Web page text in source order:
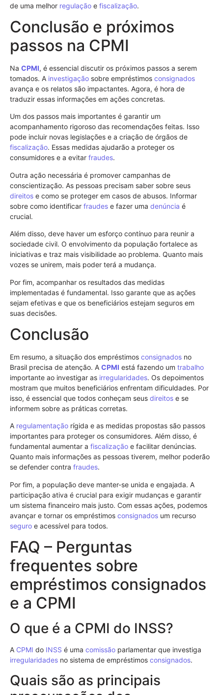
de uma melhor regulação e fiscalização.
Conclusão e próximos
passos na CPMI
Na CPMI, é essencial discutir os próximos passos a serem
tomados. A investigação sobre empréstimos consignados
avança e os relatos são impactantes. Agora, é hora de
traduzir essas informações em ações concretas.
Um dos passos mais importantes é garantir um
acompanhamento rigoroso das recomendações feitas. Isso
pode incluir novas legislações e a criação de órgãos de
fiscalização. Essas medidas ajudarão a proteger os
consumidores e a evitar fraudes.
Outra ação necessária é promover campanhas de
conscientização. As pessoas precisam saber sobre seus
direitos e como se proteger em casos de abusos. Informar
sobre como identificar fraudes e fazer uma denúncia é
crucial.
Além disso, deve haver um esforço contínuo para reunir a
sociedade civil. O envolvimento da população fortalece as
iniciativas e traz mais visibilidade ao problema. Quanto mais
vozes se unirem, mais poder terá a mudança.
Por fim, acompanhar os resultados das medidas
implementadas é fundamental. Isso garante que as ações
sejam efetivas e que os beneficiários estejam seguros em
suas decisões.
Conclusão
Em resumo, a situação dos empréstimos consignados no
Brasil precisa de atenção. A CPMI está fazendo um trabalho
importante ao investigar as irregularidades. Os depoimentos
mostram que muitos beneficiários enfrentam dificuldades. Por
isso, é essencial que todos conheçam seus direitos e se
informem sobre as práticas corretas.
A regulamentação rígida e as medidas propostas são passos
importantes para proteger os consumidores. Além disso, é
fundamental aumentar a fiscalização e facilitar denúncias.
Quanto mais informações as pessoas tiverem, melhor poderão
se defender contra fraudes.
Por fim, a população deve manter-se unida e engajada. A
participação ativa é crucial para exigir mudanças e garantir
um sistema financeiro mais justo. Com essas ações, podemos
avançar e tornar os empréstimos consignados um recurso
seguro e acessível para todos.
FAQ – Perguntas
frequentes sobre
empréstimos consignados
e a CPMI
O que é a CPMI do INSS?
A CPMI do INSS é uma comissão parlamentar que investiga
irregularidades no sistema de empréstimos consignados.
Quais são as principais